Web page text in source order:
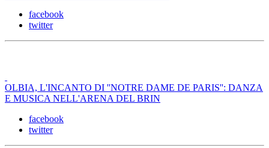
facebook
twitter
OLBIA, L'INCANTO DI ''NOTRE DAME DE PARIS'': DANZA
E MUSICA NELL'ARENA DEL BRIN
facebook
twitter